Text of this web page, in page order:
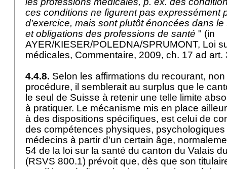
ces conditions ne figurent pas expressément
d'exercice, mais sont plutôt énoncées dans le
et obligations des professions de santé " (in
AYER/KIESER/POLEDNA/SPRUMONT, Loi
médicales, Commentaire, 2009, ch. 17 ad
4.4.8. Selon les affirmations du recourant,
procédure, il semblerait au surplus que le
le seul de Suisse à retenir une telle limite
à pratiquer. Le mécanisme mis en place
à des dispositions spécifiques, est celui de
des compétences physiques,
médecins à partir d'un certain âge,
54 de la loi sur la santé du canton du Valais
(RSVS 800.1) prévoit que, dès que son